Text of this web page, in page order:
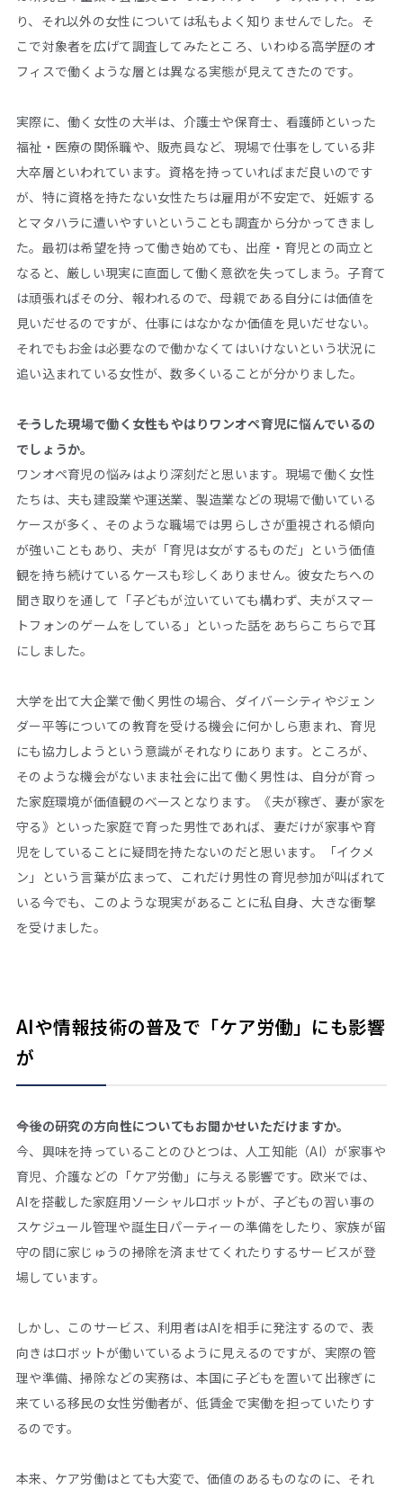
り、それ以外の女性については私もよく知りませんでした。そ
こで対象者を広げて調査してみたところ、いわゆる高学歴のオ
フィスで働くような層とは異なる実態が見えてきたのです。
実際に、働く女性の大半は、介護士や保育士、看護師といった
福祉・医療の関係職や、販売員など、現場で仕事をしている非
大卒層といわれています。資格を持っていればまだ良いのです
が、特に資格を持たない女性たちは雇用が不安定で、妊娠する
とマタハラに遭いやすいということも調査から分かってきまし
た。最初は希望を持って働き始めても、出産・育児との両立と
なると、厳しい現実に直面して働く意欲を失ってしまう。子育て
は頑張ればその分、報われるので、母親である自分には価値を
見いだせるのですが、仕事にはなかなか価値を見いだせない。
それでもお金は必要なので働かなくてはいけないという状況に
追い込まれている女性が、数多くいることが分かりました。
――そうした現場で働く女性もやはりワンオペ育児に悩んでいるの
でしょうか。
ワンオペ育児の悩みはより深刻だと思います。現場で働く女性
たちは、夫も建設業や運送業、製造業などの現場で働いている
ケースが多く、そのような職場では男らしさが重視される傾向
が強いこともあり、夫が「育児は女がするものだ」という価値
観を持ち続けているケースも珍しくありません。彼女たちへの
聞き取りを通して「子どもが泣いていても構わず、夫がスマー
トフォンのゲームをしている」といった話をあちらこちらで耳
にしました。
大学を出て大企業で働く男性の場合、ダイバーシティやジェン
ダー平等についての教育を受ける機会に何かしら恵まれ、育児
にも協力しようという意識がそれなりにあります。ところが、
そのような機会がないまま社会に出て働く男性は、自分が育っ
た家庭環境が価値観のベースとなります。《夫が稼ぎ、妻が家を
守る》といった家庭で育った男性であれば、妻だけが家事や育
児をしていることに疑問を持たないのだと思います。「イクメ
ン」という言葉が広まって、これだけ男性の育児参加が叫ばれて
いる今でも、このような現実があることに私自身、大きな衝撃
を受けました。
AIや情報技術の普及で「ケア労働」にも影響
が
――今後の研究の方向性についてもお聞かせいただけますか。
今、興味を持っていることのひとつは、人工知能（AI）が家事や
育児、介護などの「ケア労働」に与える影響です。欧米では、
AIを搭載した家庭用ソーシャルロボットが、子どもの習い事の
スケジュール管理や誕生日パーティーの準備をしたり、家族が留
守の間に家じゅうの掃除を済ませてくれたりするサービスが登
場しています。
しかし、このサービス、利用者はAIを相手に発注するので、表
向きはロボットが働いているように見えるのですが、実際の管
理や準備、掃除などの実務は、本国に子どもを置いて出稼ぎに
来ている移民の女性労働者が、低賃金で実働を担っていたりす
るのです。
本来、ケア労働はとても大変で、価値のあるものなのに、それ